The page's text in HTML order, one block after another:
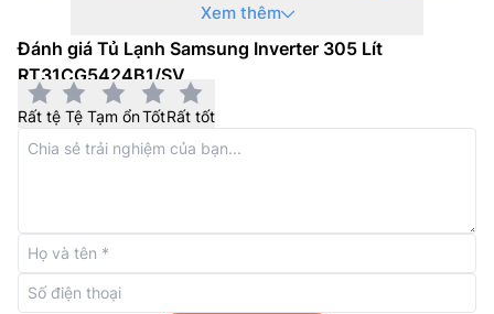
đông đá, không cần rã đông, nhờ đó người dùng dễ
dàng cắt thái và chế biến nhanh chóng. Với thiết kế
dạng kín và kháng khuẩn 99%, ngăn đông mềm hạn
Xem thêm
Đánh giá Tủ Lạnh Samsung Inverter 305 Lít
RT31CG5424B1/SV
Rất tệ Tệ Tạm ổnTốtRất tốt